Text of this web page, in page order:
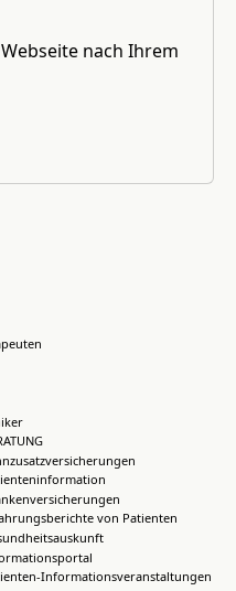
nach Ihrem
von Patienten
Informationsveranstaltungen